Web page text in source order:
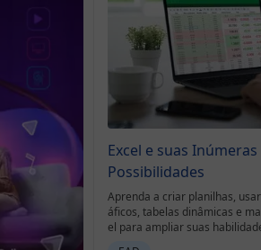
Excel e suas Inúmeras
Possibilidades
Aprenda a criar planilhas,
áficos, tabelas dinâmicas e
el para ampliar suas